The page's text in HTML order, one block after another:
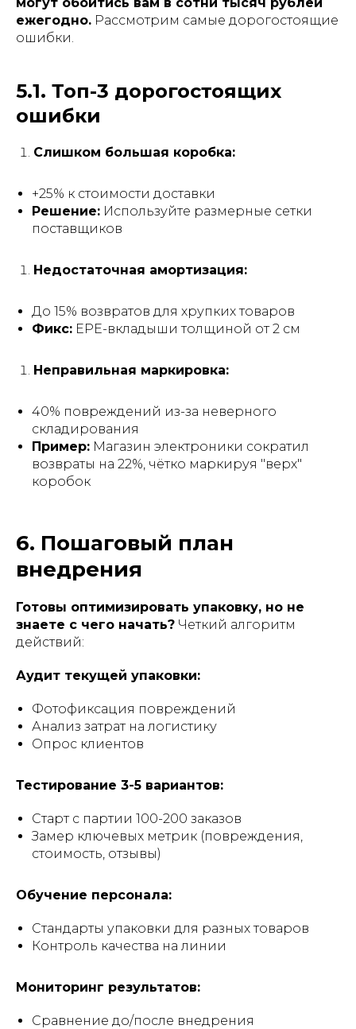
ежегодно. Рассмотрим самые дорогостоящие
ошибки.
5.1. Топ-3 дорогостоящих
ошибки
Слишком большая коробка:
+25% к стоимости доставки
Решение: Используйте размерные сетки
поставщиков
Недостаточная амортизация:
До 15% возвратов для хрупких товаров
Фикс: EPE-вкладыши толщиной от 2 см
Неправильная маркировка:
40% повреждений из-за неверного
складирования
Пример: Магазин электроники сократил
возвраты на 22%, чётко маркируя "верх"
коробок
6. Пошаговый план
внедрения
Готовы оптимизировать упаковку, но не
знаете с чего начать? Четкий алгоритм
действий:
Аудит текущей упаковки:
Фотофиксация повреждений
Анализ затрат на логистику
Опрос клиентов
Тестирование 3-5 вариантов:
Старт с партии 100-200 заказов
Замер ключевых метрик (повреждения,
стоимость, отзывы)
Обучение персонала:
Стандарты упаковки для разных товаров
Контроль качества на линии
Мониторинг результатов:
Сравнение до/после внедрения